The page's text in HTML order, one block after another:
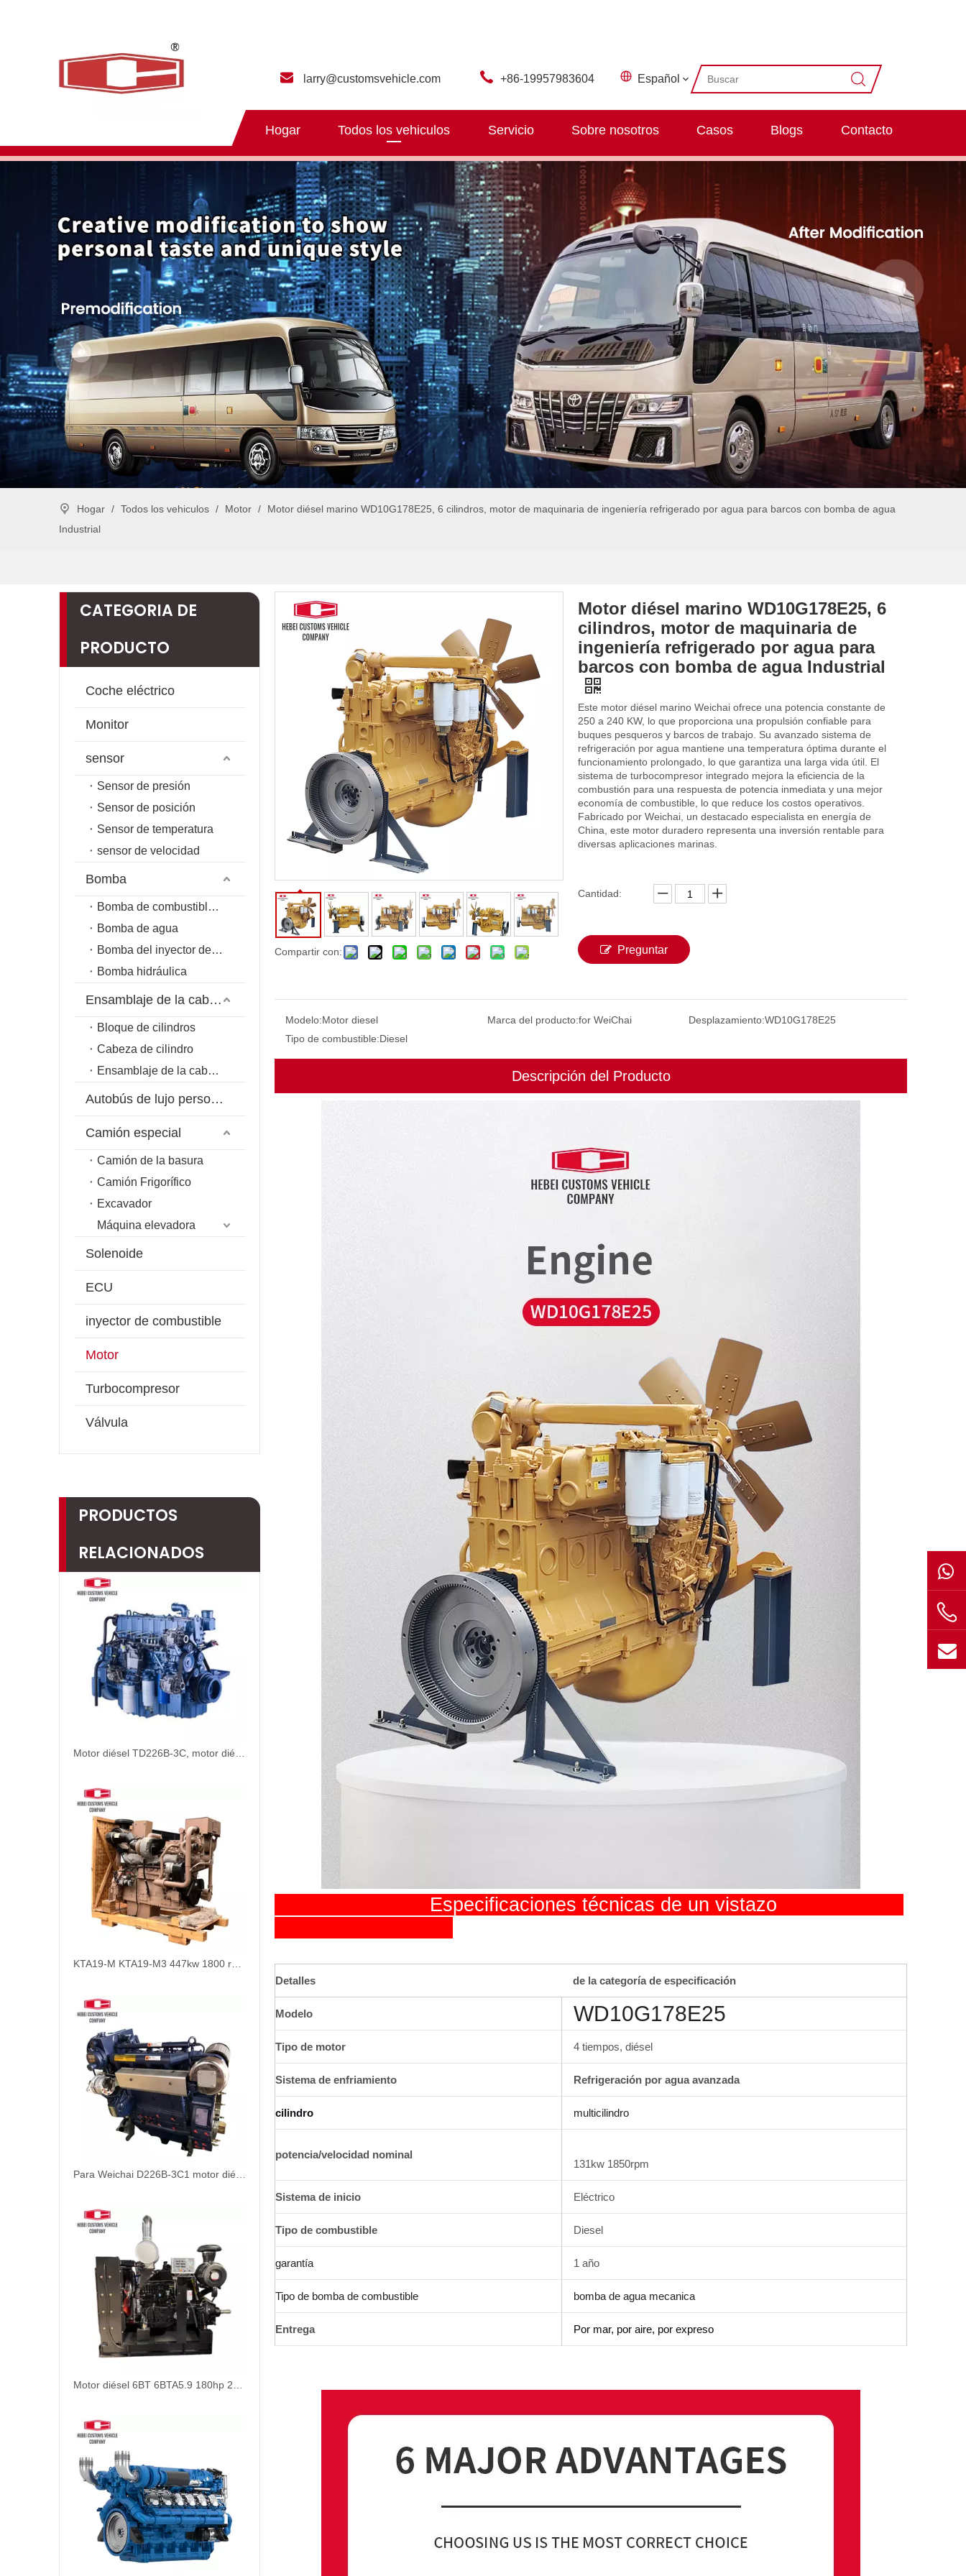
larry@customsvehicle.com +86-19957983604 Español
Hogar Todos los vehiculos Servicio Sobre nosotros Casos Blogs Contacto
Hogar / Todos los vehiculos / Motor /
Motor diésel marino WD10G178E25, 6 cilindros, motor de maquinaria de ingeniería refrigerado por agua para barcos con bomba de agua
Industrial
CATEGORIA DE
PRODUCTO
Coche eléctrico
Monitor
sensor
Sensor de presión
Sensor de posición
Sensor de temperatura
sensor de velocidad
Bomba
Bomba de combustible de riel común
Bomba de agua
Bomba del inyector de combustible
Bomba hidráulica
Ensamblaje de la cabeza del cilindro
Bloque de cilindros
Cabeza de cilindro
Ensamblaje de la cabeza del cilindro
Autobús de lujo personalizado
Camión especial
Camión de la basura
Camión Frigorífico
Excavador
Máquina elevadora
Solenoide
ECU
inyector de combustible
Motor
Turbocompresor
Válvula
PRODUCTOS
RELACIONADOS
Compartir con:
Motor diésel marino WD10G178E25, 6
cilindros, motor de maquinaria de
ingeniería refrigerado por agua para
barcos con bomba de agua Industrial
Este motor diésel marino Weichai ofrece una potencia constante de
250 a 240 KW, lo que proporciona una propulsión confiable para
buques pesqueros y barcos de trabajo. Su avanzado sistema de
refrigeración por agua mantiene una temperatura óptima durante el
funcionamiento prolongado, lo que garantiza una larga vida útil. El
sistema de turbocompresor integrado mejora la eficiencia de la
combustión para una respuesta de potencia inmediata y una mejor
economía de combustible, lo que reduce los costos operativos.
Fabricado por Weichai, un destacado especialista en energía de
China, este motor duradero representa una inversión rentable para
diversas aplicaciones marinas.
Cantidad:
Preguntar
Modelo:Motor diesel Marca del producto:for WeiChai Desplazamiento:WD10G178E25
Tipo de combustible:Diesel
Descripción del Producto
Especificaciones técnicas de un vistazo
Detalles de la categoría de especificación
Modelo WD10G178E25
Tipo de motor 4 tiempos, diésel
Sistema de enfriamiento Refrigeración por agua avanzada
cilindro multicilindro
potencia/velocidad nominal
131kw 1850rpm
Sistema de inicio Eléctrico
Tipo de combustible Diesel
garantía 1 año
Tipo de bomba de combustible bomba de agua mecanica
Entrega Por mar, por aire, por expreso